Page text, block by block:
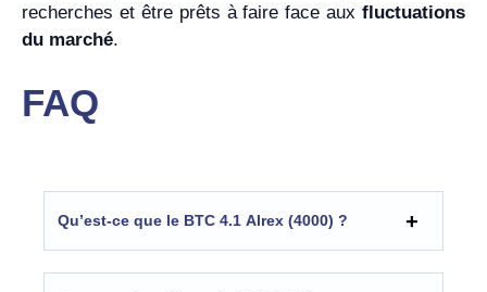
recherches et être prêts à faire face aux fluctuations
du marché.
FAQ
Qu’est-ce que le BTC 4.1 Alrex (4000) ?